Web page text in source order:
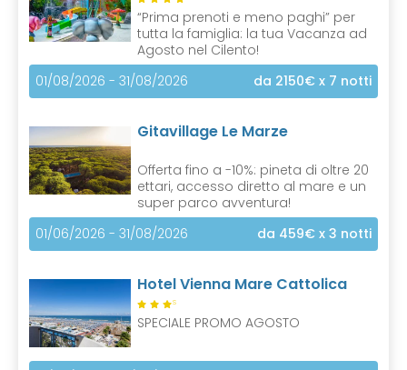
“Prima prenoti e meno paghi” per
tutta la famiglia: la tua Vacanza ad
Agosto nel Cilento!
01/08/2026 - 31/08/2026
da 2150€ x 7 notti
Gitavillage Le Marze
Offerta fino a -10%: pineta di oltre 20
ettari, accesso diretto al mare e un
super parco avventura!
01/06/2026 - 31/08/2026
da 459€ x 3 notti
Hotel Vienna Mare Cattolica
S
SPECIALE PROMO AGOSTO